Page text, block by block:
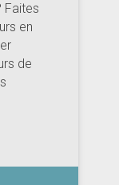
Faites
en
de